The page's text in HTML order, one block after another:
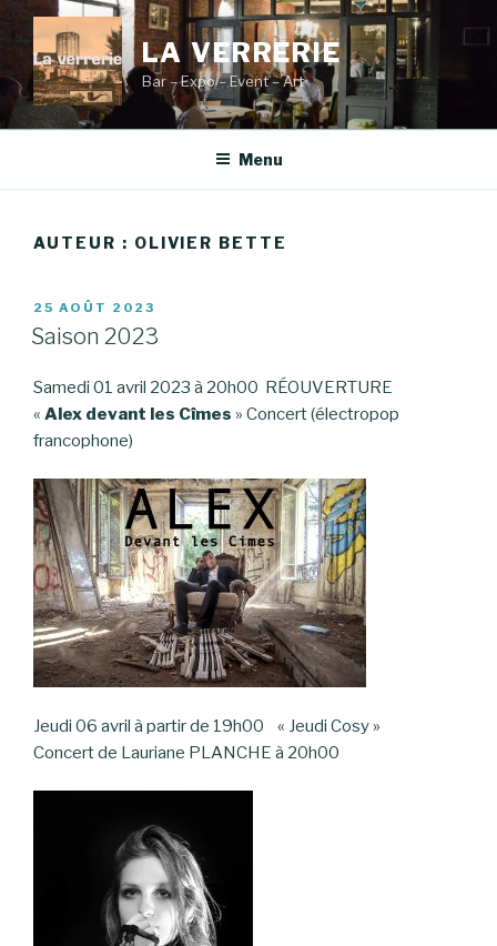
contenu
principal
LA VERRERIE
Bar – Expo – Event – Art
Menu
AUTEUR : OLIVIER BETTE
PUBLIÉ
LE
25 AOÛT 2023
Saison 2023
Samedi 01 avril 2023 à 20h00 RÉOUVERTURE
« Alex devant les Cîmes » Concert (électropop
francophone)
Jeudi 06 avril à partir de 19h00 « Jeudi Cosy »
Concert de Lauriane PLANCHE à 20h00